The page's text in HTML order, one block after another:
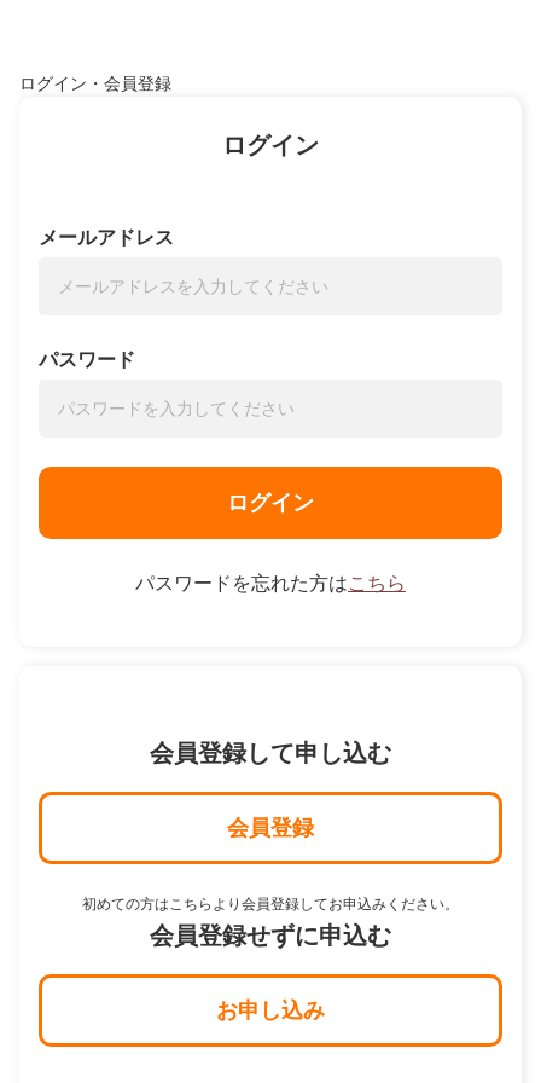
ログイン・会員登録
ログイン
メールアドレス
パスワード
ログイン
パスワードを忘れた方はこちら
会員登録して申し込む
会員登録
初めての方はこちらより会員登録してお申込みください。
会員登録せずに申込む
お申し込み